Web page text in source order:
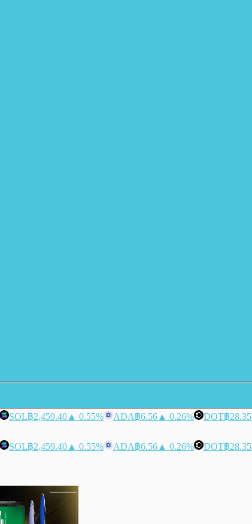
SOL฿2,459.40 ▲ 0.55% ADA฿6.56 ▲ 0.26% DOT฿28.35
SOL฿2,459.40 ▲ 0.55% ADA฿6.56 ▲ 0.26% DOT฿28.35